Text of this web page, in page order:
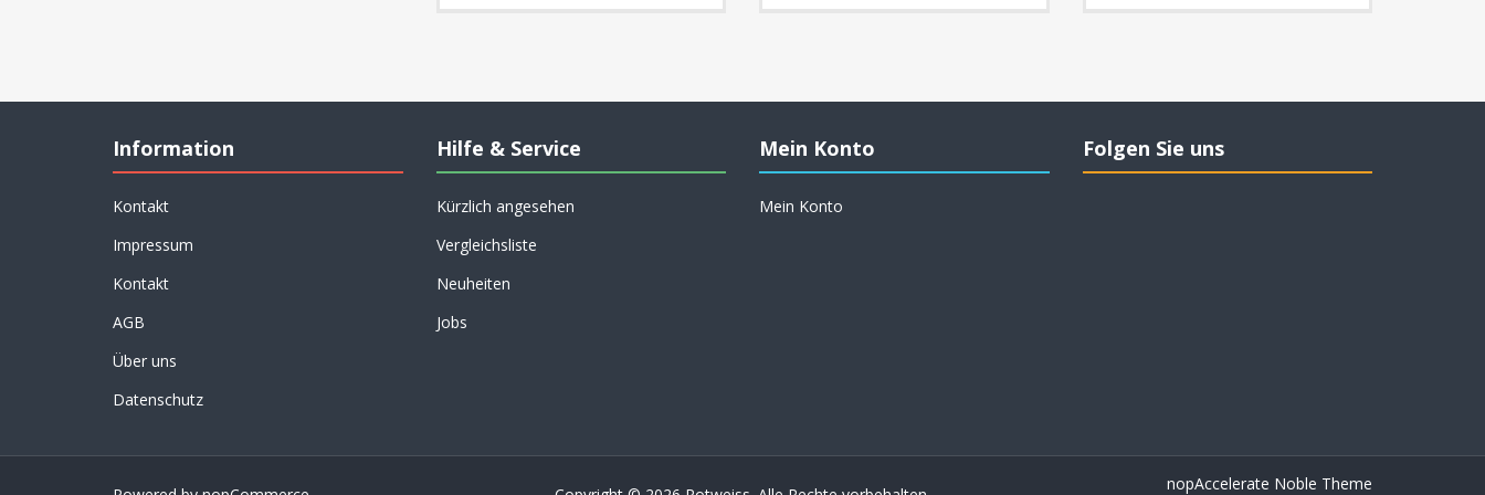
Information
Kontakt
Impressum
Kontakt
AGB
Über uns
Datenschutz
Hilfe & Service
Kürzlich angesehen
Vergleichsliste
Neuheiten
Jobs
Mein Konto
Mein Konto
Folgen Sie uns
nopAccelerate Noble Theme